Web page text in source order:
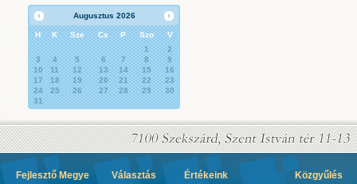
Augusztus 2026
H K Sze Cs P Szo
V
1
2
3
4 5 6 7 8
9
10
11 12 13 14 15
16
17
18 19 20 21 22
23
24
25 26 27 28 29
30
31
Fejlesztő Megye Választás Értékeink Közgyűlés